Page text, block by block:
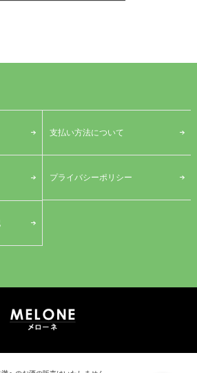
支払い方法について
プライバシーポリシー